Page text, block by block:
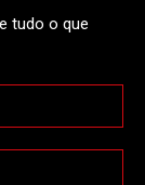
tudo o que